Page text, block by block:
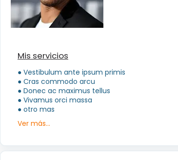
Mis servicios
● Vestibulum ante ipsum primis
● Cras commodo arcu
● Donec ac maximus tellus
● Vivamus orci massa
● otro mas
Ver más...